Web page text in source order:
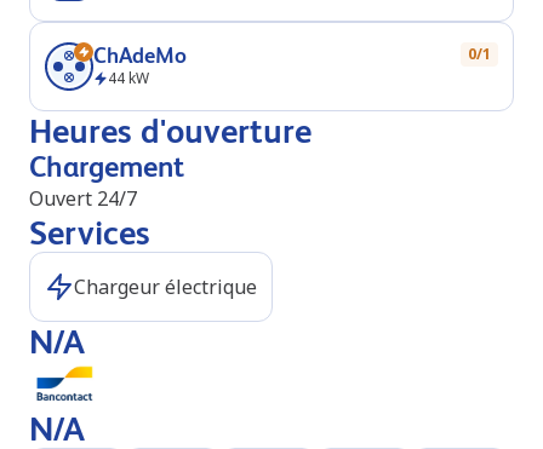
ChAdeMo
44kW
0/1
Heures d'ouverture
Chargement
Ouvert 24/7
Services
Chargeur électrique
N/A
N/A